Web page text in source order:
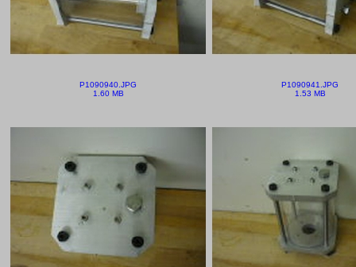
P1090940.JPG
1.60 MB
P1090941.JPG
1.53 MB